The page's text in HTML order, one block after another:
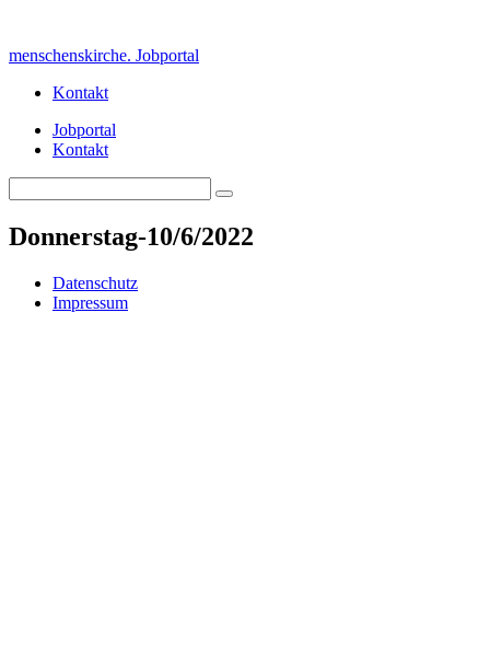
content
menschenskirche. Jobportal
Kontakt
Jobportal
Kontakt
for:
Search
Donnerstag-10/6/2022
Datenschutz
Impressum